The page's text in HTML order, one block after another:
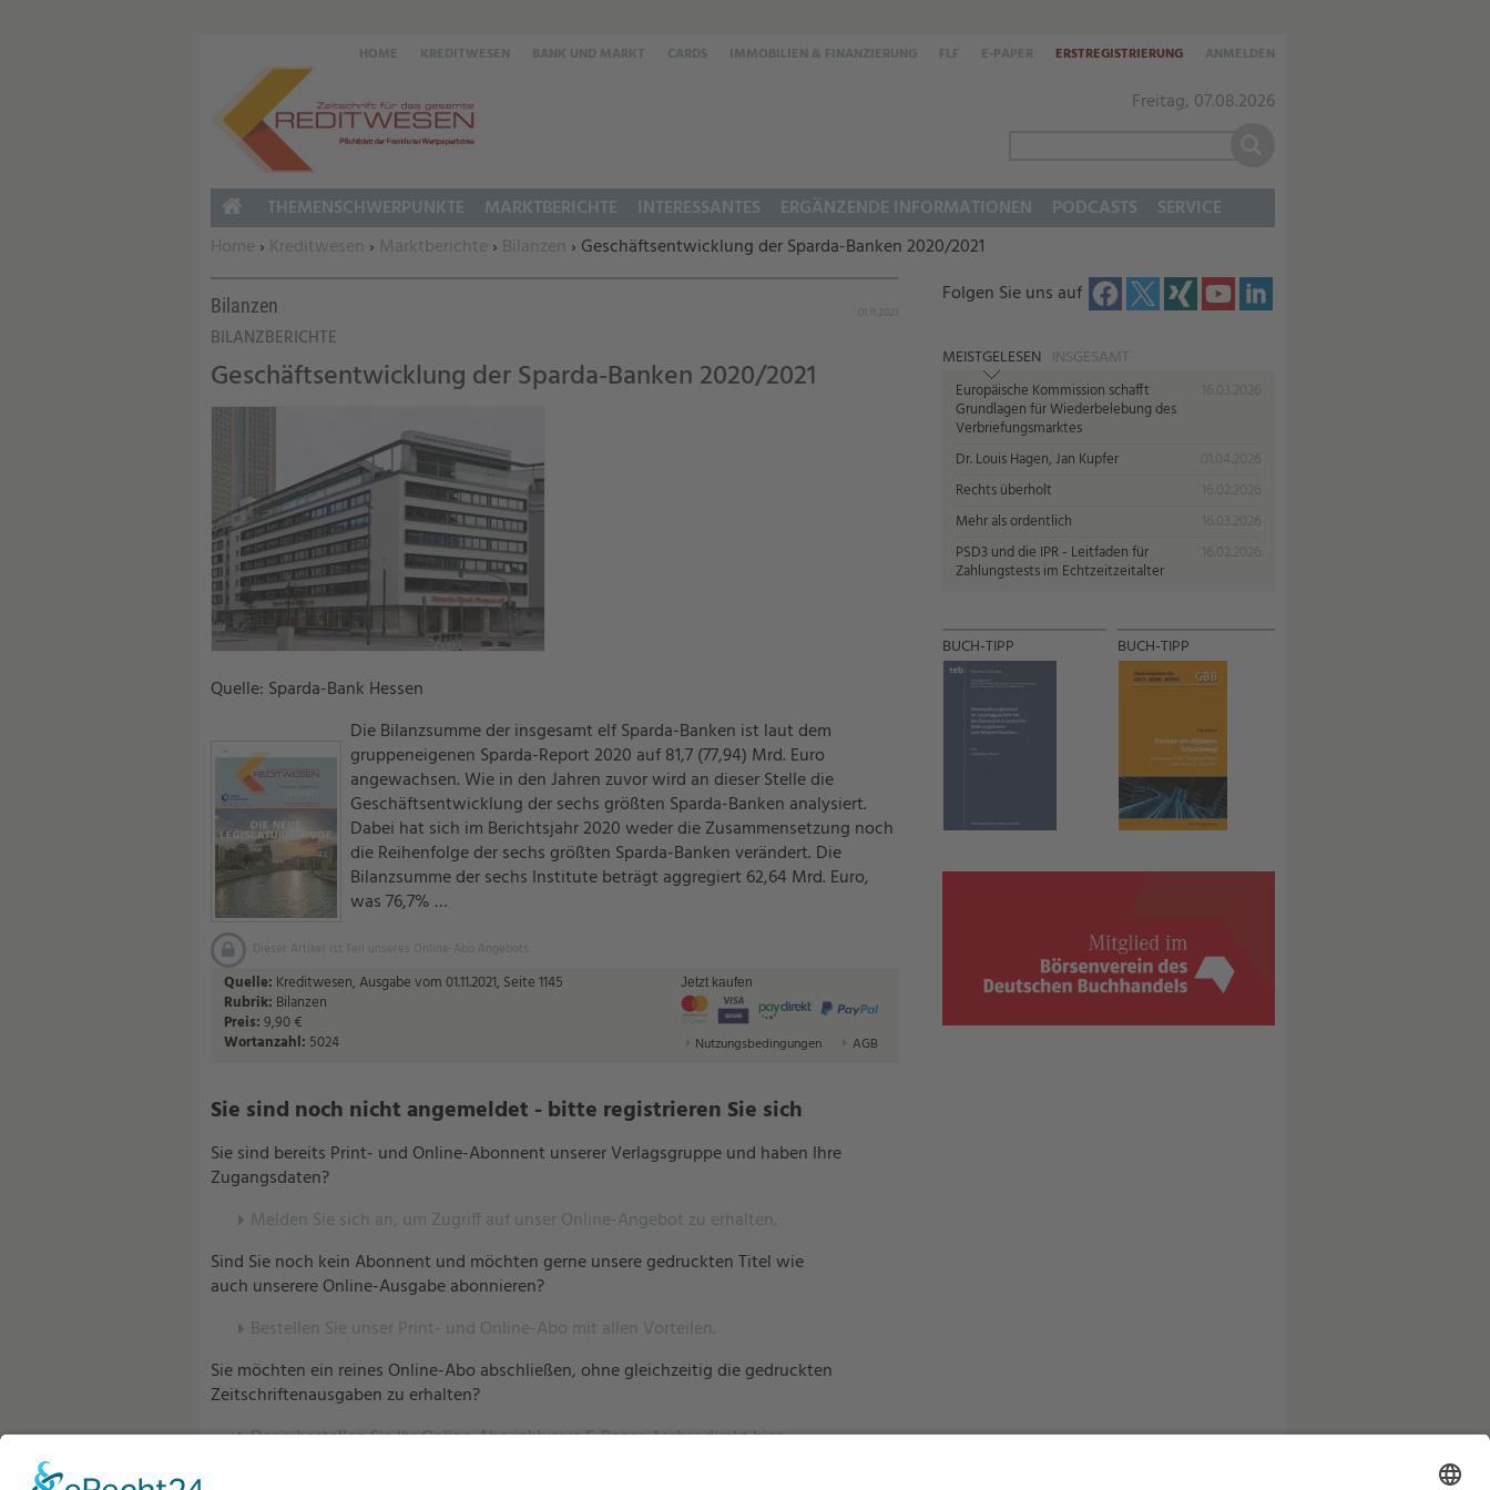
Freitag, 07.08.2026
HOME KREDITWESEN BANK UND MARKT CARDS IMMOBILIEN & FINANZIERUNG FLF E-PAPER ERSTREGISTRIERUNG ANMELDEN
Sie befinden sich hier:
Home › Kreditwesen › Marktberichte › Bilanzen › Geschäftsentwicklung der Sparda-Banken 2020/2021
Bilanzen
BILANZBERICHTE
Geschäftsentwicklung der Sparda-Banken 2020/2021
Quelle: Sparda-Bank Hessen
Die Bilanzsumme der insgesamt elf Sparda-Banken ist laut dem
gruppeneigenen Sparda-Report 2020 auf 81,7 (77,94) Mrd. Euro
angewachsen. Wie in den Jahren zuvor wird an dieser Stelle die
Geschäftsentwicklung der sechs größten Sparda-Banken analysiert.
Dabei hat sich im Berichtsjahr 2020 weder die Zusammensetzung noch
die Reihenfolge der sechs größten Sparda-Banken verändert. Die
Bilanzsumme der sechs Institute beträgt aggregiert 62,64 Mrd. Euro,
was 76,7% …
Dieser Artikel ist Teil unseres Online-Abo Angebots.
Quelle: Kreditwesen, Ausgabe vom 01.11.2021, Seite 1145
Rubrik: Bilanzen
Preis:9,90 €
Wortanzahl: 5024
Jetzt kaufen
Nutzungsbedingungen AGB
Sie sind noch nicht angemeldet - bitte registrieren Sie sich
Sie sind bereits Print- und Online-Abonnent unserer Verlagsgruppe und haben Ihre
Zugangsdaten?
Melden Sie sich an, um Zugriff auf unser Online-Angebot zu erhalten.
Sind Sie noch kein Abonnent und möchten gerne unsere gedruckten Titel wie
auch unserere Online-Ausgabe abonnieren?
Bestellen Sie unser Print- und Online-Abo mit allen Vorteilen.
Sie möchten ein reines Online-Abo abschließen, ohne gleichzeitig die gedruckten
Zeitschriftenausgaben zu erhalten?
Dann bestellen Sie Ihr Online-Abo inklusive E-Paper-Archiv direkt hier.
Folgen Sie uns auf
MEISTGELESEN INSGESAMT
Europäische Kommission schafft
Grundlagen für Wiederbelebung des
Verbriefungsmarktes
Dr. Louis Hagen, Jan Kupfer
Rechts überholt
Mehr als ordentlich
PSD3 und die IPR - Leitfaden für
Zahlungstests im Echtzeitzeitalter
BUCH-TIPP BUCH-TIPP
HOME
THEMENSCHWERPUNKTE MARKTBERICHTE INTERESSANTES ERGÄNZENDE INFORMATIONEN PODCASTS SERVICE